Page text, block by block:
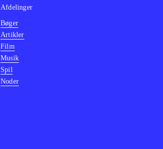
Afdelinger
Bøger
Artikler
Film
Musik
Spil
Noder